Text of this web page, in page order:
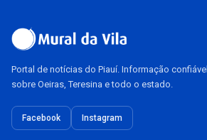
Portal de notícias do Piauí. Informação confiável
sobre Oeiras, Teresina e todo o estado.
Facebook Instagram